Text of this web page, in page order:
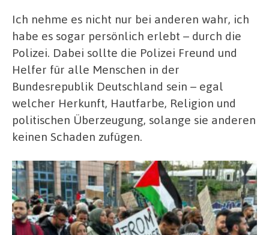
Ich nehme es nicht nur bei anderen wahr, ich
habe es sogar persönlich erlebt – durch die
Polizei. Dabei sollte die Polizei Freund und
Helfer für alle Menschen in der
Bundesrepublik Deutschland sein – egal
welcher Herkunft, Hautfarbe, Religion und
politischen Überzeugung, solange sie anderen
keinen Schaden zufügen.